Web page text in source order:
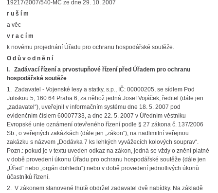
19217/2007/540-MČ ze dne 29. 10. 2007
r u š í m
a věc
v r a c í m
k novému projednání Úřadu pro ochranu hospodářské soutěže.
O d ů v o d n ě n í
I. Zadávací řízení a prvostupňové řízení před Úřadem pro ochranu
hospodářské soutěže
1. Zadavatel - Vojenské lesy a statky, s.p., IČ: 00000205, se sídlem Pod
Juliskou 5, 160 64 Praha 6, za něhož jedná Josef Vojáček, ředitel (dále jen
„zadavatel“), uveřejnil v informačním systému dne 18. 5. 2007 pod
evidenčním číslem 60007733, a dne 22. 5. 2007 v Úředním věstníku
Evropské unie oznámení otevřeného řízení podle § 27 zákona č. 137/2006
Sb., o veřejných zakázkách (dále jen „zákon“), na nadlimitní veřejnou
zakázku s názvem „Dodávka 7 ks lehkých vyvážecích kolových souprav“.
Pozn.: pokud je v textu uveden odkaz na zákon, jedná se vždy o znění platné
v době provedení úkonu Úřadu pro ochranu hospodářské soutěže (dále jen
„Úřad“ nebo „orgán dohledu“) nebo v době provedení jednotlivých úkonů
účastníků řízení.
2. V zákonem stanovené lhůtě obdržel zadavatel dvě nabídky. Na základě